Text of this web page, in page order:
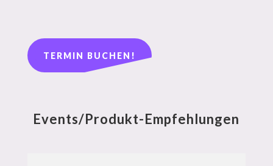
TERMIN BUCHEN!
Events/Produkt-Empfehlungen